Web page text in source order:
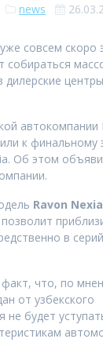
news
совсем скоро
собираться
дилерские
к финальному
Об этом
Ravon Nexia
в
что, по
от узбекского
не будет